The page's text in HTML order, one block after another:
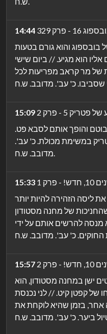
14:44
16 - פרק 329
בובספוג והוא גורם בטעות
הוא מגיע. // ביום שישי
של מר קראב מפריעות לכל
15:09
פטריק 5 - פרק 2
והופך אותם לסבא פט.
במשימת מכולת. כ' עב'.
מדובב. ש.ח.
15:33
- פרק 1
ליסה הזהירה להיות יותר
של מחנה מסטודון
מנסה להרשים אותם על ידי
15:57
- פרק 2
ישן במחנה מסטודון, הוא
של קפטן קיט. // לני נכנסת
אחר, בזמן שהיא לוקחת את